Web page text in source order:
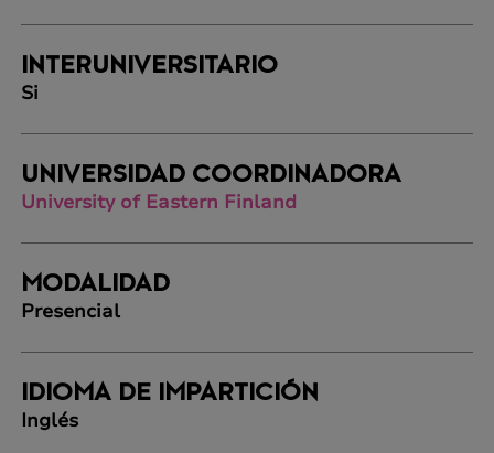
INTERUNIVERSITARIO
Si
UNIVERSIDAD COORDINADORA
University of Eastern Finland
MODALIDAD
Presencial
IDIOMA DE IMPARTICIÓN
Inglés